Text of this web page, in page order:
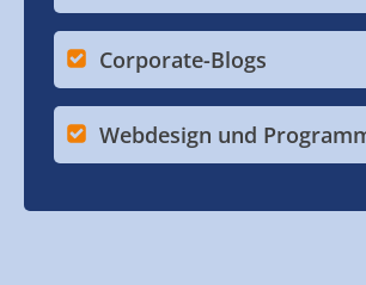
Corporate-Blogs
Webdesign und